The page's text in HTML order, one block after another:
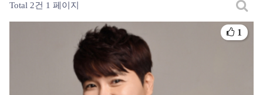
Total 2건 1 페이지
1